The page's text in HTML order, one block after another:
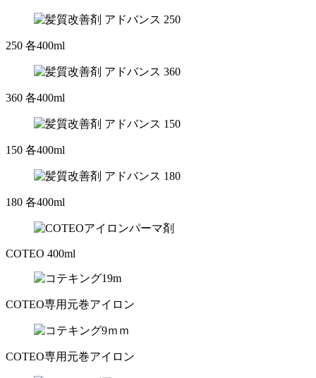
250 各400ml
360 各400ml
150 各400ml
180 各400ml
COTEO 400ml
COTEO専用元巻アイロン
COTEO専用元巻アイロン